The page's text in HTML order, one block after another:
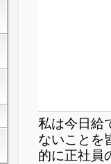
私は今日給
ないことを
的に正社員